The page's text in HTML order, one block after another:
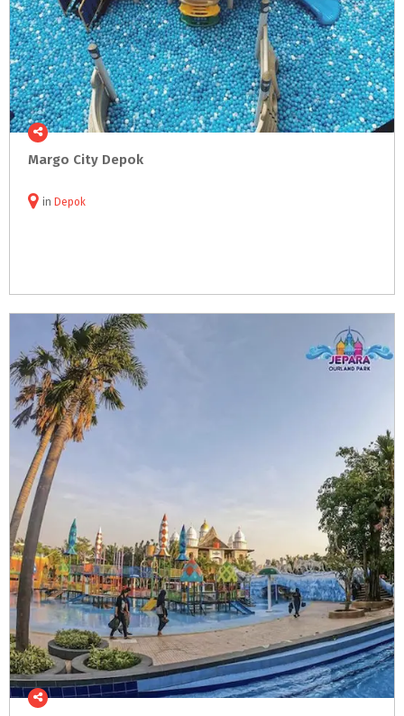
Margo City Depok
in Depok